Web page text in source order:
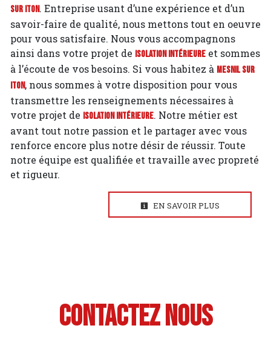
sur Iton. Entreprise usant d’une expérience et d’un
savoir-faire de qualité, nous mettons tout en oeuvre
pour vous satisfaire. Nous vous accompagnons
ainsi dans votre projet de Isolation intérieure et sommes
à l’écoute de vos besoins. Si vous habitez à Mesnil sur
Iton, nous sommes à votre disposition pour vous
transmettre les renseignements nécessaires à
votre projet de Isolation intérieure. Notre métier est
avant tout notre passion et le partager avec vous
renforce encore plus notre désir de réussir. Toute
notre équipe est qualifiée et travaille avec propreté
et rigueur.
EN SAVOIR PLUS
Contactez nous